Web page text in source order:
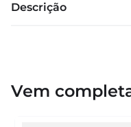
Descrição
Vem